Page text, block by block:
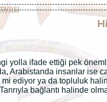
yolla ifade ettiği pek
Arabistanda insanlar ise
ediyor ya da topluluk
bağlantı halinde